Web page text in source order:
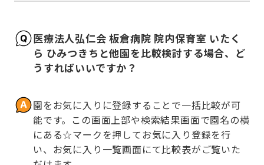
医療法人弘仁会 板倉病院 院内保育室 いたく
ら ひみつきちと他園を比較検討する場合、ど
うすればいいですか？
園をお気に入りに登録することで一括比較が可
能です。この画面上部や検索結果画面で園名の横
にある☆マークを押してお気に入り登録を行
い、お気に入り一覧画面にて比較表がご覧いた